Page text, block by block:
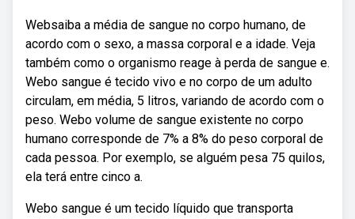
Websaiba a média de sangue no corpo humano, de
acordo com o sexo, a massa corporal e a idade. Veja
também como o organismo reage à perda de sangue e.
Webo sangue é tecido vivo e no corpo de um adulto
circulam, em média, 5 litros, variando de acordo com o
peso. Webo volume de sangue existente no corpo
humano corresponde de 7% a 8% do peso corporal de
cada pessoa. Por exemplo, se alguém pesa 75 quilos,
ela terá entre cinco a.
Webo sangue é um tecido líquido que transporta